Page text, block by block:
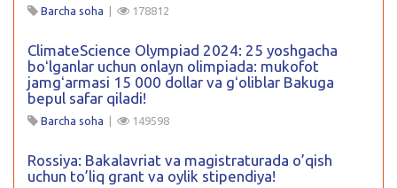
Barcha soha | 178812
ClimateScience Olympiad 2024: 25 yoshgacha
boʻlganlar uchun onlayn olimpiada: mukofot
jamgʻarmasi 15 000 dollar va gʻoliblar Bakuga
bepul safar qiladi!
Barcha soha | 149598
Rossiya: Bakalavriat va magistraturada o’qish
uchun to’liq grant va oylik stipendiya!